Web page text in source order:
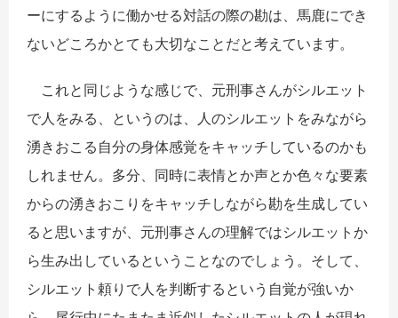
ーにするように働かせる対話の際の勘は、馬鹿にでき
ないどころかとても大切なことだと考えています。
これと同じような感じで、元刑事さんがシルエット
で人をみる、というのは、人のシルエットをみながら
湧きおこる自分の身体感覚をキャッチしているのかも
しれません。多分、同時に表情とか声とか色々な要素
からの湧きおこりをキャッチしながら勘を生成してい
ると思いますが、元刑事さんの理解ではシルエットか
ら生み出しているということなのでしょう。そして、
シルエット頼りで人を判断するという自覚が強いか